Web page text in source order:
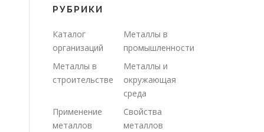
РУБРИКИ
Каталог
организаций
Металлы в
промышленности
Металлы в
строительстве
Металлы и
окружающая
среда
Применение
металлов
Свойства
металлов